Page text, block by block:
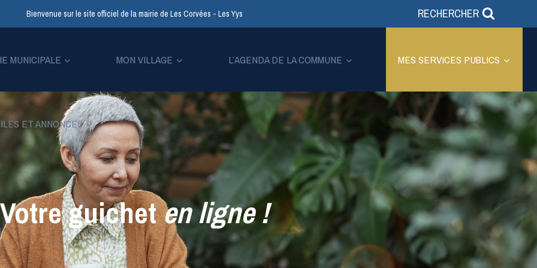
Bienvenue sur le site officiel de la mairie de Les Corvées - Les Yys RECHERCHER
MUNICIPALE MON VILLAGE L’AGENDA DE LA COMMUNE MES SERVICES PUBLICS
ET ANNONCES
Votre guicheten ligne!